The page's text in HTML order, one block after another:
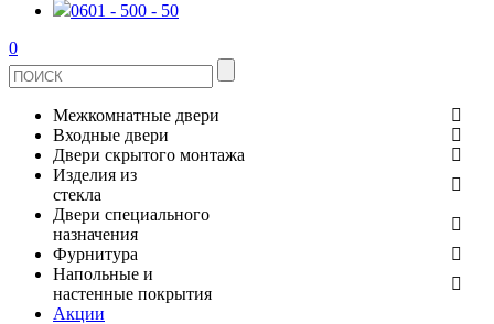
0601 - 500 - 50
0
Межкомнатные двери
ШПОНИРОВАНЫЕ
ЭКОШПОН
ЭМАЛЬ
ИЗ МАССИВА СОСНЫ
Входные двери
МЕТАЛЛИЧЕСКИЕ ДВЕРИ
В КВАРТИРУ
ДЛЯ ДОМА
Двери скрытого монтажа
СТЕКЛЯННЫЕ
ЗЕРКАЛЬНЫЕ
КЕРАМОГРАНИТ
Изделия из
стекла
ДВЕРИ
ДУШЕВЫЕ КАБИНЫ И ПЕРЕГОРОДКИ
Двери специального
назначения
ПРОТИВОПОЖАРНЫЕ
Фурнитура
ДВЕРНЫЕ РУЧКИ
Напольные и
настенные покрытия
Акции